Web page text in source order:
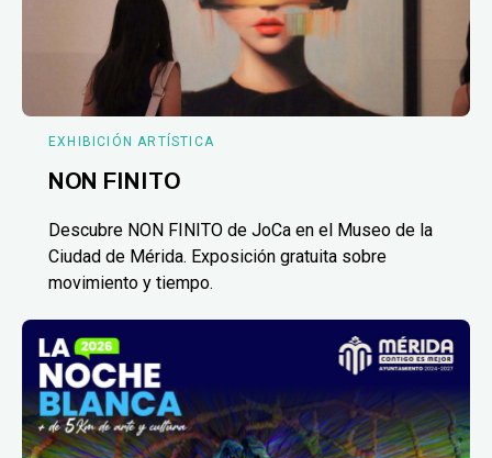
EXHIBICIÓN ARTÍSTICA
NON FINITO
Descubre NON FINITO de JoCa en el Museo de la
Ciudad de Mérida. Exposición gratuita sobre
movimiento y tiempo.